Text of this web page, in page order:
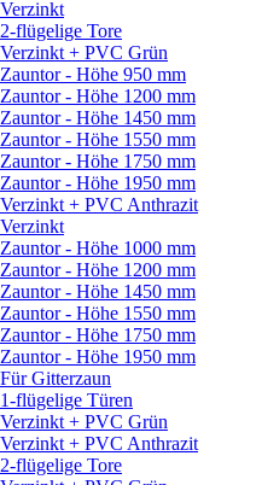
Verzinkt
2-flügelige Tore
Verzinkt + PVC Grün
Zauntor - Höhe 950 mm
Zauntor - Höhe 1200 mm
Zauntor - Höhe 1450 mm
Zauntor - Höhe 1550 mm
Zauntor - Höhe 1750 mm
Zauntor - Höhe 1950 mm
Verzinkt + PVC Anthrazit
Verzinkt
Zauntor - Höhe 1000 mm
Zauntor - Höhe 1200 mm
Zauntor - Höhe 1450 mm
Zauntor - Höhe 1550 mm
Zauntor - Höhe 1750 mm
Zauntor - Höhe 1950 mm
Für Gitterzaun
1-flügelige Türen
Verzinkt + PVC Grün
Verzinkt + PVC Anthrazit
2-flügelige Tore